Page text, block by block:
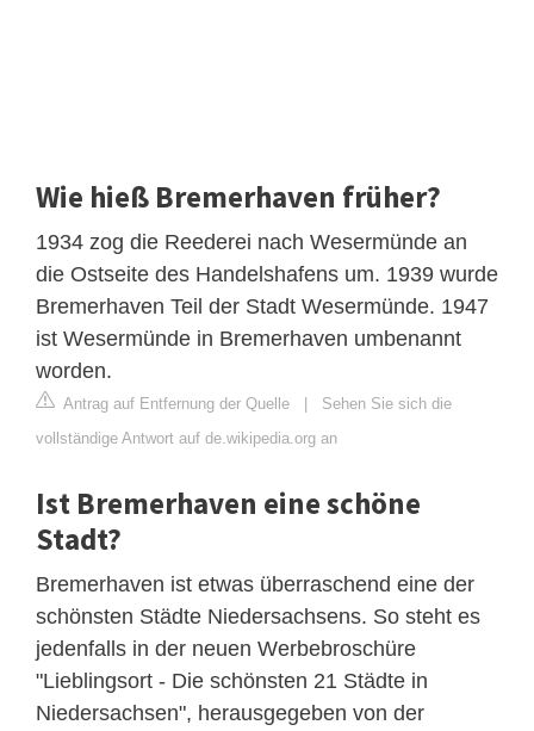
Wie hieß Bremerhaven früher?
1934 zog die Reederei nach Wesermünde an
die Ostseite des Handelshafens um. 1939 wurde
Bremerhaven Teil der Stadt Wesermünde. 1947
ist Wesermünde in Bremerhaven umbenannt
worden.
Antrag auf Entfernung der Quelle | Sehen Sie sich die
vollständige Antwort auf de.wikipedia.org an
Ist Bremerhaven eine schöne
Stadt?
Bremerhaven ist etwas überraschend eine der
schönsten Städte Niedersachsens. So steht es
jedenfalls in der neuen Werbebroschüre
"Lieblingsort - Die schönsten 21 Städte in
Niedersachsen", herausgegeben von der